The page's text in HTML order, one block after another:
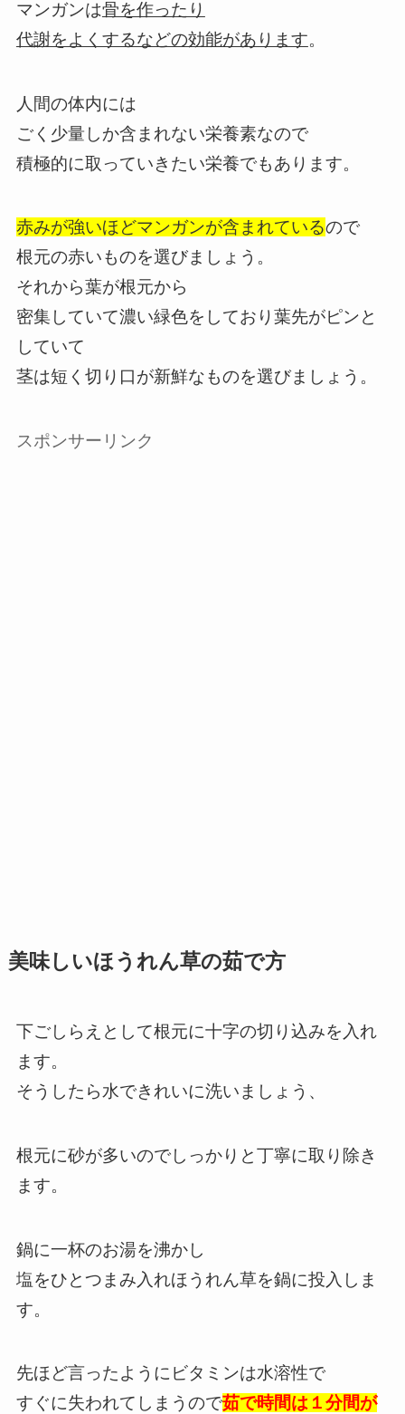
マンガンは骨を作ったり
代謝をよくするなどの効能があります。
人間の体内には
ごく少量しか含まれない栄養素なので
積極的に取っていきたい栄養でもあります。
赤みが強いほどマンガンが含まれているので
根元の赤いものを選びましょう。
それから葉が根元から
密集していて濃い緑色をしており葉先がピンと
していて
茎は短く切り口が新鮮なものを選びましょう。
スポンサーリンク
美味しいほうれん草の茹で方
下ごしらえとして根元に十字の切り込みを入れ
ます。
そうしたら水できれいに洗いましょう、
根元に砂が多いのでしっかりと丁寧に取り除き
ます。
鍋に一杯のお湯を沸かし
塩をひとつまみ入れほうれん草を鍋に投入しま
す。
先ほど言ったようにビタミンは水溶性で
すぐに失われてしまうので茹で時間は１分間が